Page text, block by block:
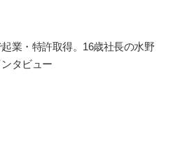
業・特許取得。16歳社長の水野
タビュー